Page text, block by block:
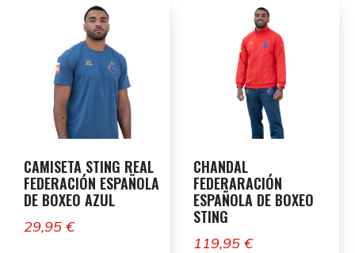
CAMISETA STING REAL
FEDERACIÓN ESPAÑOLA
DE BOXEO AZUL
29,95 €
CHANDAL
FEDERARACIÓN
ESPAÑOLA DE BOXEO
STING
119,95 €